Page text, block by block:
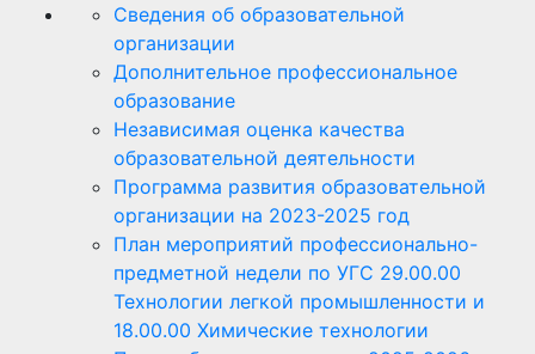
Сведения об образовательной
организации
Дополнительное профессиональное
образование
Независимая оценка качества
образовательной деятельности
Программа развития образовательной
организации на 2023-2025 год
План мероприятий профессионально-
предметной недели по УГС 29.00.00
Технологии легкой промышленности и
18.00.00 Химические технологии